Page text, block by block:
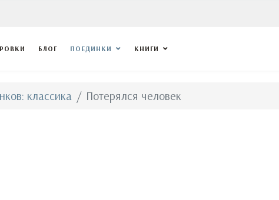
БЛОГ ПОЕДИНКИ КНИГИ
классика Потерялся человек